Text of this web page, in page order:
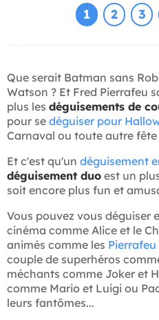
1 2 3
Que serait Batman sans
Watson ? Et Fred Pierrafeu
plus les déguisements de
pour se déguiser pour
Carnaval ou toute autre
Et c'est qu'un déguisement
déguisement duo est un
soit encore plus fun et
Vous pouvez vous déguiser
cinéma comme Alice et le
animés comme les Pierrafeu
couple de superhéros
méchants comme Joker et
comme Mario et Luigi ou
leurs fantômes...